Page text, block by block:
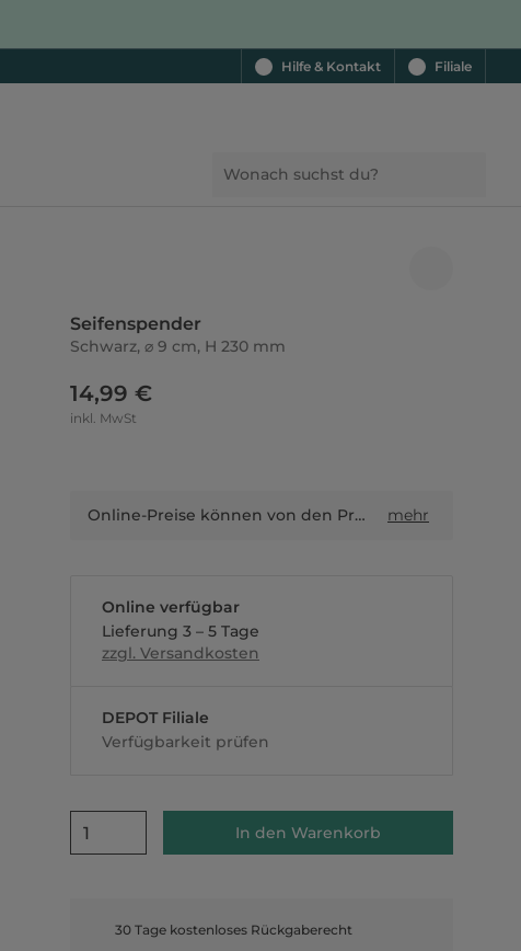
Hilfe & Kontakt Filiale
Seifenspender
Schwarz, ⌀ 9 cm, H 230 mm
14,99 €
inkl. MwSt
Online-Preise können von den Preisen in Filialen sowie Shop-in-Shop-Flächen abweichen. mehr
Online verfügbar
Lieferung 3 – 5 Tage
zzgl. Versandkosten
DEPOT Filiale
Verfügbarkeit prüfen
1 In den Warenkorb
30 Tage kostenloses Rückgaberecht